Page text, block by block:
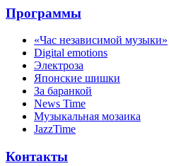
Программы
«Час независимой музыки»
Digital emotions
Электроза
Японскиe шишки
За баранкой
News Time
Музыкальная мозаика
JazzTime
Контакты